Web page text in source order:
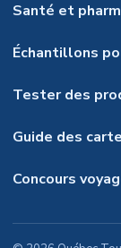
Santé et
Échantillons
Tester des
Guide des
Concours